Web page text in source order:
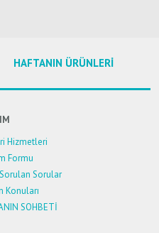
HAFTANIN ÜRÜNLERİ
Hizmetleri
Formu
Sorulan Sorular
Konuları
SOHBETİ